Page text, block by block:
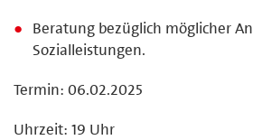
Beratung bezüglich möglicher
Sozialleistungen.
Termin: 06.02.2025
Uhrzeit: 19 Uhr